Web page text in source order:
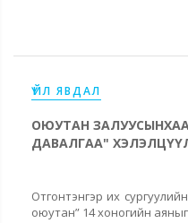
ҮЙЛ ЯВДАЛ
ОЮУТАН
ДАВАЛГАА"
Отгонтэнгэр их
оюутан” 14 хоногийн